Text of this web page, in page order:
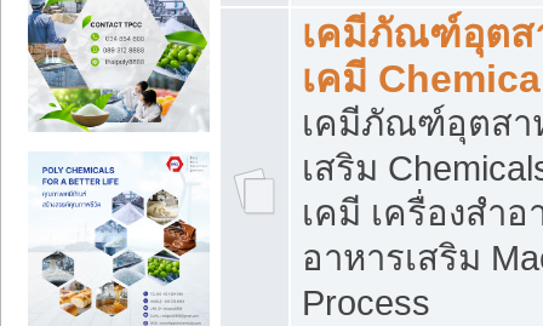
เคมีภัณฑ์อุตส
เคมี
เคมีภัณฑ์อุตสา
เสริม
เคมี เครื่องสำ
อาหารเสริม
Process